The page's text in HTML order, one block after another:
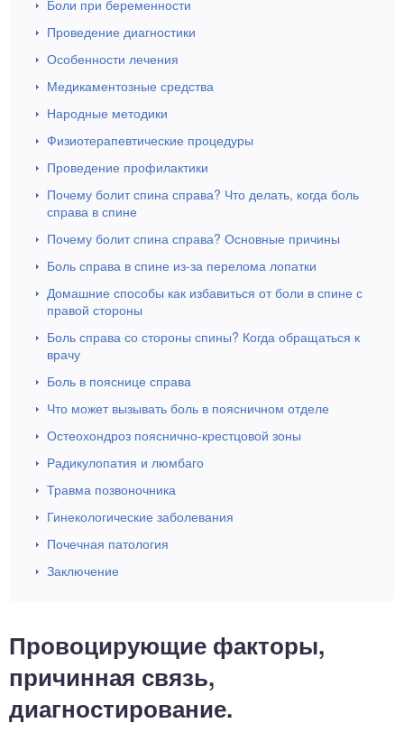
Боли при беременности
Проведение диагностики
Особенности лечения
Медикаментозные средства
Народные методики
Физиотерапевтические процедуры
Проведение профилактики
Почему болит спина справа? Что делать, когда боль
справа в спине
Почему болит спина справа? Основные причины
Боль справа в спине из-за перелома лопатки
Домашние способы как избавиться от боли в спине с
правой стороны
Боль справа со стороны спины? Когда обращаться к
врачу
Боль в пояснице справа
Что может вызывать боль в поясничном отделе
Остеохондроз пояснично-крестцовой зоны
Радикулопатия и люмбаго
Травма позвоночника
Гинекологические заболевания
Почечная патология
Заключение
Провоцирующие факторы,
причинная связь,
диагностирование.